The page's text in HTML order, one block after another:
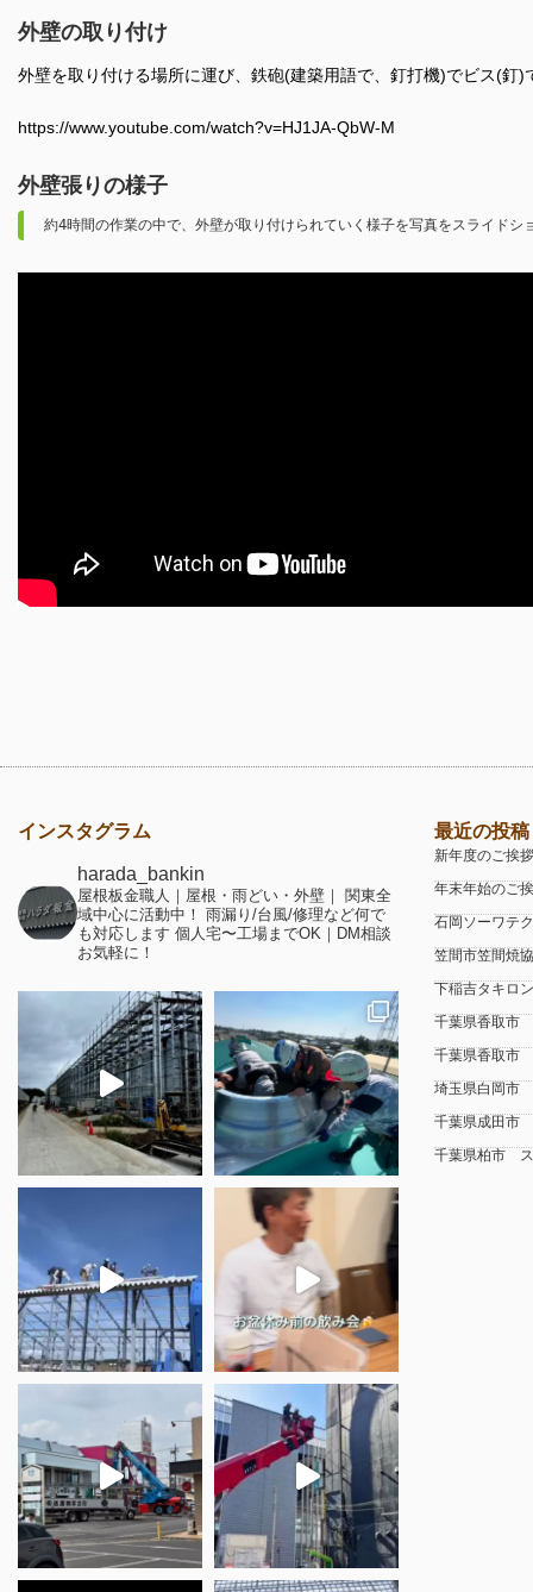
外壁の取り付け
外壁を取り付ける場所に運び、鉄砲(建築用語で、釘打機)でビス(釘)
https://www.youtube.com/watch?v=HJ1JA-QbW-M
外壁張りの様子
約4時間の作業の中で、外壁が取り付けられていく様子を写真をスライドシ
インスタグラム
harada_bankin
屋根板金職人｜屋根・雨どい・外壁｜
関東全
域中心に活動中！ 雨漏り/台風/修理など何で
も対応します 個人宅〜工場までOK｜DM相談
お気軽に！
最近の投稿
新年度のご挨拶
年末年始のご
石岡ソーワテ
笠間市笠間焼
下稲吉タキロン
千葉県香取市
千葉県香取市
埼玉県白岡市
千葉県成田市
千葉県柏市